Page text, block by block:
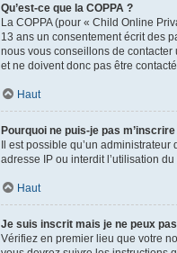
Qu’est-ce que la COPPA ?
La COPPA (pour « Child Online
13 ans un consentement écrit des
nous vous conseillons de
et ne doivent donc pas être
Haut
Pourquoi ne puis-je pas m’inscrire
Il est possible qu’un
adresse IP ou interdit l’utilisation
Haut
Je suis inscrit mais je ne peux
Vérifiez en premier lieu que votre